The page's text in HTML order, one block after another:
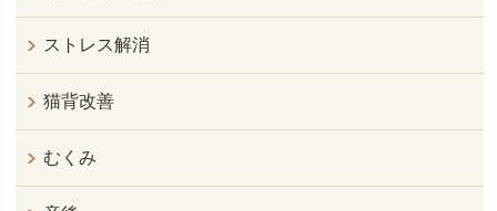
ストレス解消
猫背改善
むくみ